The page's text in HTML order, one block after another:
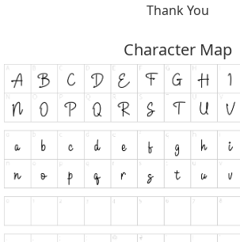
Thank You
Character Map